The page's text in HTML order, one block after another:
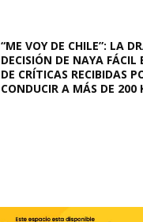
“ME VOY DE CHILE”: LA
DECISIÓN DE NAYA FÁCIL
DE CRÍTICAS RECIBIDAS
CONDUCIR A MÁS DE 200